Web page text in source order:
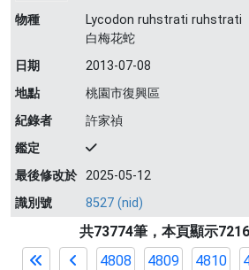
物種
Lycodon ruhstrati ruhstrati
白梅花蛇
日期
2013-07-08
地點
桃園市復興區
紀錄者
許家禎
鑑定
最後修改於 2025-05-12
識別號
8527 (nid)
共73774筆，本頁顯示
4808
4809 4810